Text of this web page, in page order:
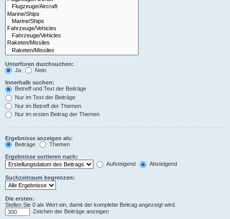
Unterforen durchsuchen:
Ja
Nein
Innerhalb suchen:
Betreff und Text der Beiträge
Nur im Text der Beiträge
Nur im Betreff der Themen
Nur im ersten Beitrag der Themen
Ergebnisse anzeigen als:
Beiträge
Themen
Ergebnisse sortieren nach:
Aufsteigend
Absteigend
Suchzeitraum begrenzen:
Die ersten:
Stellen Sie 0 als Wert ein, damit der komplette Beitrag angezeigt wird.
Zeichen der Beiträge anzeigen